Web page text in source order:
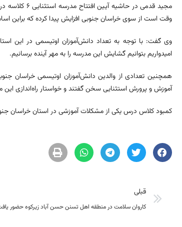
مجید قدمی
وقت است از سوی خراسان جنوبی افزایش پیدا کرده که براین
وی گفت: با توجه به تعداد دانش‌آموزان اوتیسمی در این
امیدواریم بتوانیم گشایش این مدرسه را به مهر آینده برسانیم.
همچنین تعدادی از والدین دانش‌آموزان اوتیسمی خراسان
آموزش و پرورش استثنایی سخن گفتند و خواستار راه‌اندازی این
کمبود کلاس درس یکی از مشکلات آموزشی در استان خراسان
قبلی
کاروان سلامت در منطقه اهل تسنن حسن‌ آباد زیرکوه حضور